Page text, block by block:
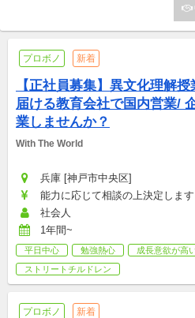
プロボノ 新着
【正社員募集】異文化理解授
届ける教育会社で国内営業/
業しませんか？
With The World
兵庫 [神戸市中央区]
能力に応じて相談の上決定しま
社会人
1年間~
平日中心 勉強熱心 成長意欲が高
ストリートチルドレン
プロボノ 新着